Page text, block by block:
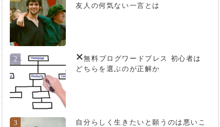
友人の何気ない一言とは
2 無料ブログ ワードプレス 初心者は
どちらを選ぶのが正解か
3
自分らしく生きたいと願うのは悪いこ